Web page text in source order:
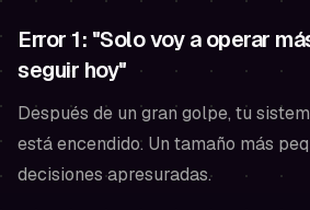
Error 1: "Solo voy a operar
seguir hoy"
Después de un gran golpe, tu
está encendido. Un tamaño más
decisiones apresuradas.